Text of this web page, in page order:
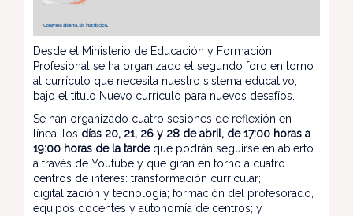
Desde el Ministerio de Educación y Formación
Profesional se ha organizado el segundo foro en torno
al currículo que necesita nuestro sistema educativo,
bajo el título Nuevo currículo para nuevos desafíos.
Se han organizado cuatro sesiones de reflexión en
línea, los días 20, 21, 26 y 28 de abril, de 17:00 horas a
19:00 horas de la tardeque podrán seguirse en abierto
a través de Youtube y que giran en torno a cuatro
centros de interés: transformación curricular;
digitalización y tecnología; formación del profesorado,
equipos docentes y autonomía de centros; y